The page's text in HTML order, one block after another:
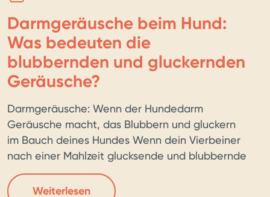
Darmgeräusche beim Hund:
Was bedeuten die
blubbernden und gluckernden
Geräusche?
Darmgeräusche: Wenn der Hundedarm
Geräusche macht, das Blubbern und gluckern
im Bauch deines Hundes Wenn dein Vierbeiner
nach einer Mahlzeit glucksende und blubbernde
Darmgeräusche von sich gibt, bist du vielleicht
besorgt, dass etwas nicht stimmt. Für
Weiterlesen